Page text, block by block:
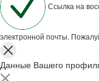
Ссылка на
электронной почты.
Данные Вашего